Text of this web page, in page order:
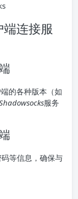
连接服
的各种版本（如
服务
等信息，确保与